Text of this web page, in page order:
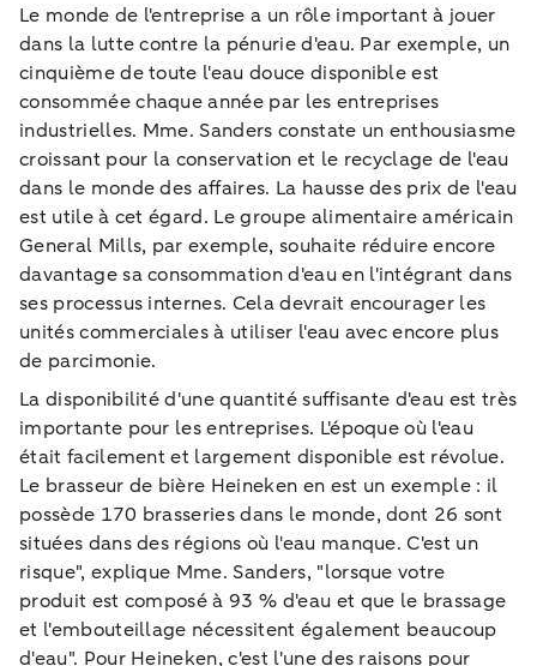
Le monde de l'entreprise a un rôle important à jouer
dans la lutte contre la pénurie d'eau. Par exemple, un
cinquième de toute l'eau douce disponible est
consommée chaque année par les entreprises
industrielles. Mme. Sanders constate un enthousiasme
croissant pour la conservation et le recyclage de l'eau
dans le monde des affaires. La hausse des prix de l'eau
est utile à cet égard. Le groupe alimentaire américain
General Mills, par exemple, souhaite réduire encore
davantage sa consommation d'eau en l'intégrant dans
ses processus internes. Cela devrait encourager les
unités commerciales à utiliser l'eau avec encore plus
de parcimonie.
La disponibilité d'une quantité suffisante d'eau est très
importante pour les entreprises. L'époque où l'eau
était facilement et largement disponible est révolue.
Le brasseur de bière Heineken en est un exemple : il
possède 170 brasseries dans le monde, dont 26 sont
situées dans des régions où l'eau manque. C'est un
risque", explique Mme. Sanders, "lorsque votre
produit est composé à 93 % d'eau et que le brassage
et l'embouteillage nécessitent également beaucoup
d'eau". Pour Heineken, c'est l'une des raisons pour